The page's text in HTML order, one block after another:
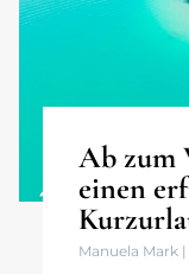
Ab zum
einen
Manuela Mark